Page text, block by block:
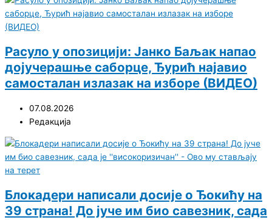
Расуло у опозицији: Јанко Баљак напао
дојучерашње саборце, Ђурић најавио
самосталан излазак на изборе (ВИДЕО)
07.08.2026
Редакција
Блокадери написали досије о Ђокићу на
39 страна! До јуче им био савезник, сада